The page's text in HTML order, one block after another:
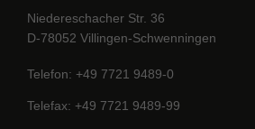
Niedereschacher Str. 36
D-78052 Villingen-Schwenningen
Telefon +49 7721 9489-0
Telefax +49 7721 9489-99